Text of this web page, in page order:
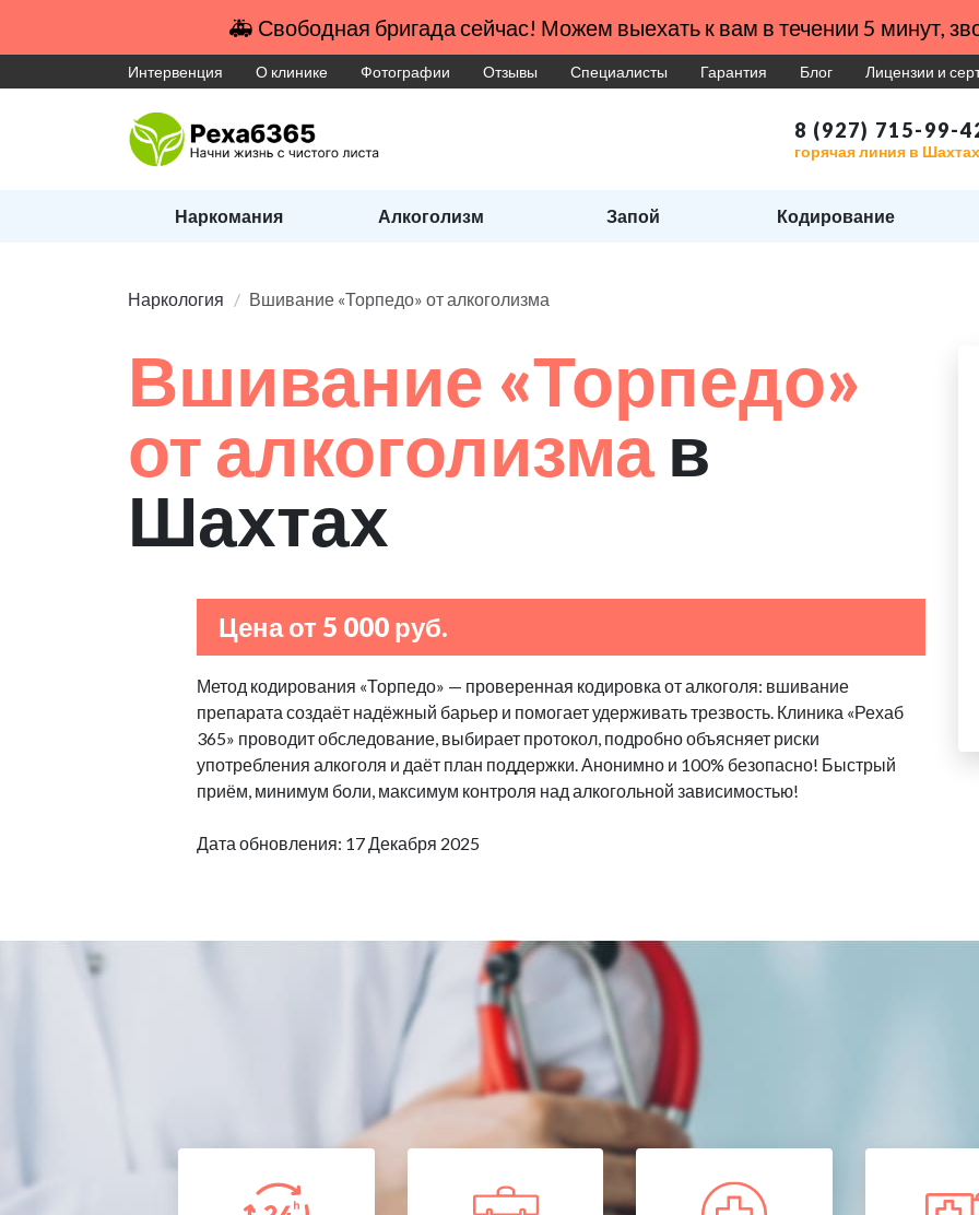
🚑 Свободная бригада сейчас! Можем выехать к вам в течении 5 минут,
Интервенция О клинике Фотографии Отзывы Специалисты Гарантия Блог Лицензии и
8 (927) 715-99-
горячая линия в Шахтах
Наркомания Алкоголизм Запой Кодирование
Наркология Вшивание «Торпедо» от алкоголизма
Вшивание «Торпедо»
от алкоголизма в
Шахтах
Цена от 5 000 руб.
Метод кодирования «Торпедо» — проверенная кодировка от алкоголя: вшивание
препарата создаёт надёжный барьер и помогает удерживать трезвость. Клиника «Рехаб
365» проводит обследование, выбирает протокол, подробно объясняет риски
употребления алкоголя и даёт план поддержки. Анонимно и 100% безопасно! Быстрый
приём, минимум боли, максимум контроля над алкогольной зависимостью!
Дата обновления: 17 Декабря 2025